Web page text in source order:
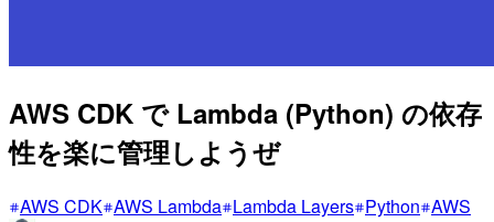
AWS CDK で Lambda (Python) の依存
性を楽に管理しようぜ
AWS CDK AWS Lambda Lambda Layers Python AWS